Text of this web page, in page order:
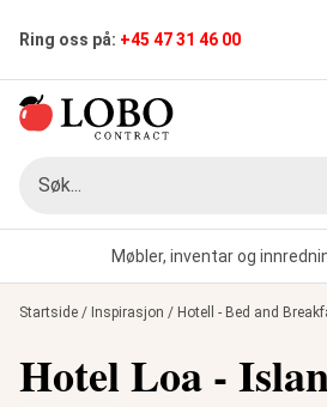
Ring oss på: +45 47 31 46 00
Møbler, inventar og
Startside / Inspirasjon / Hotell - Bed and
Hotel Loa -